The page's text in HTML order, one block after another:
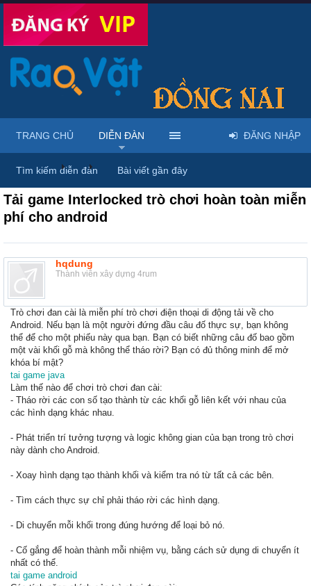
Diễn đàn ... Rao vặt tổng hợp - Uy tín - Miễn phí
Tải game Interlocked trò chơi hoàn toàn miễn
phí cho android
hqdung
Thành viên xây dựng 4rum
Trò chơi đan cài là miễn phí trò chơi điện thoại di động tải về cho
Android. Nếu bạn là một người đứng đầu câu đố thực sự, bạn không
thể để cho một phiếu này qua bạn. Bạn có biết những câu đố bao gồm
một vài khối gỗ mà không thể tháo rời? Bạn có đủ thông minh để mở
khóa bí mật?
tai game java
Làm thế nào để chơi trò chơi đan cài:
- Tháo rời các con số tạo thành từ các khối gỗ liên kết với nhau của
các hình dạng khác nhau.
- Phát triển trí tưởng tượng và logic không gian của bạn trong trò chơi
này dành cho Android.
- Xoay hình dạng tạo thành khối và kiểm tra nó từ tất cả các bên.
- Tìm cách thực sự chỉ phải tháo rời các hình dạng.
- Di chuyển mỗi khối trong đúng hướng để loại bỏ nó.
- Cố gắng để hoàn thành mỗi nhiệm vụ, bằng cách sử dụng di chuyển ít
nhất có thể.
tai game android
TRANG CHỦ DIỄN ĐÀN
Tìm kiếm diễn đàn Bài viết gần đây
ĐĂNG NHẬP